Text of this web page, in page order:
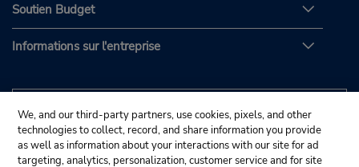
Soutien Budget
Informations sur l'entreprise
We, and our third-party partners, use cookies, pixels, and other
technologies to collect, record, and share information you provide
as well as information about your interactions with our site for ad
targeting, analytics, personalization, customer service and for site